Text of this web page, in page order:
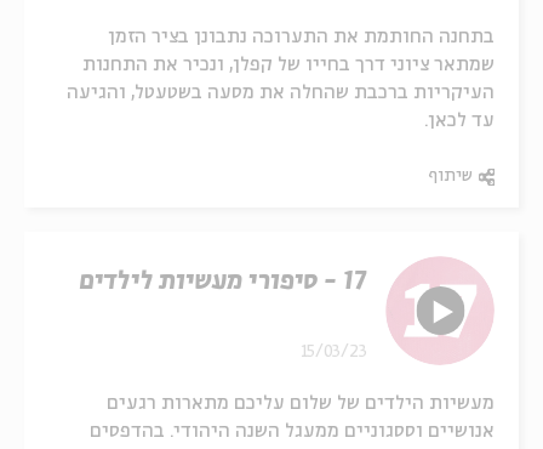
בתחנה החותמת את התערוכה נתבונן בציר הזמן
שמתאר ציוני דרך בחייו של קפלן, ונכיר את התחנות
העיקריות ברכבת שהחלה את מסעה בשטעטל, והגיעה
עד לכאן.
שיתוף
17 - סיפורי מעשיות לילדים
15/03/23
מעשיות הילדים של שלום עליכם מתארות רגעים
אנושיים וססגוניים ממעגל השנה היהודי. בהדפסים